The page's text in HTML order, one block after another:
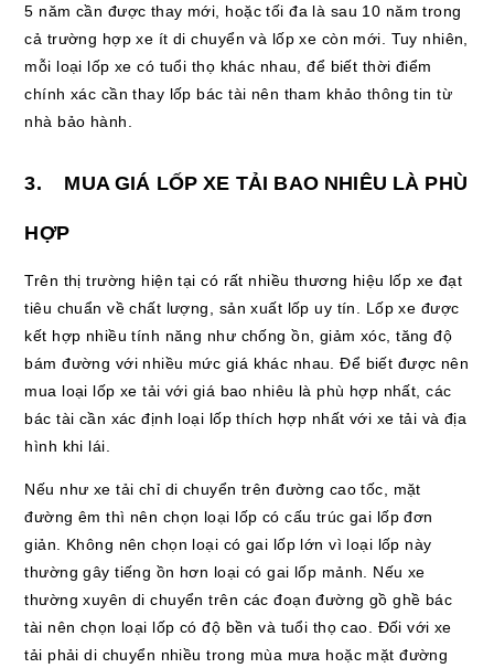
5 năm cần được thay mới, hoặc tối đa là sau 10 năm trong
cả trường hợp xe ít di chuyển và lốp xe còn mới. Tuy nhiên,
mỗi loại lốp xe có tuổi thọ khác nhau, để biết thời điểm
chính xác cần thay lốp bác tài nên tham khảo thông tin từ
nhà bảo hành.
3. MUA GIÁ LỐP XE TẢI BAO NHIÊU LÀ PHÙ
HỢP
Trên thị trường hiện tại có rất nhiều thương hiệu lốp xe đạt
tiêu chuẩn về chất lượng, sản xuất lốp uy tín. Lốp xe được
kết hợp nhiều tính năng như chống ồn, giảm xóc, tăng độ
bám đường với nhiều mức giá khác nhau. Để biết được nên
mua loại lốp xe tải với giá bao nhiêu là phù hợp nhất, các
bác tài cần xác định loại lốp thích hợp nhất với xe tải và địa
hình khi lái.
Nếu như xe tải chỉ di chuyển trên đường cao tốc, mặt
đường êm thì nên chọn loại lốp có cấu trúc gai lốp đơn
giản. Không nên chọn loại có gai lốp lớn vì loại lốp này
thường gây tiếng ồn hơn loại có gai lốp mảnh. Nếu xe
thường xuyên di chuyển trên các đoạn đường gồ ghề bác
tài nên chọn loại lốp có độ bền và tuổi thọ cao. Đối với xe
tải phải di chuyển nhiều trong mùa mưa hoặc mặt đường